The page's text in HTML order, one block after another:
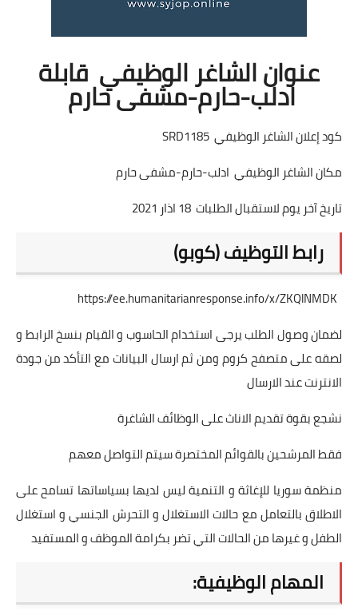
عنوان الشاغر الوظيفي قابلة
ادلب-حارم-مشفى حارم
كود إعلان الشاغر الوظيفي SRD1185
مكان الشاغر الوظيفي ادلب-حارم-مشفى حارم
تاريخ آخر يوم لاستقبال الطلبات 18 اذار 2021
رابط التوظيف (كوبو)
https://ee.humanitarianresponse.info/x/ZKQlNMDK
لضمان وصول الطلب يرجى استخدام الحاسوب و القيام بنسخ الرابط و
لصقه على متصفح كروم ومن ثم ارسال البيانات مع التأكد من جودة
الانترنت عند الارسال
نشجع بقوة تقديم الاناث على الوظائف الشاغرة
فقط المرشحين بالقوائم المختصرة سيتم التواصل معهم
منظمة سوريا للإغاثة و التنمية ليس لديها بسياساتها تسامح على
الاطلاق بالتعامل مع حالات الاستغلال و التحرش الجنسي و استغلال
الطفل و غيرها من الحالات التي تضر بكرامة الموظف و المستفيد
المهام الوظيفية: